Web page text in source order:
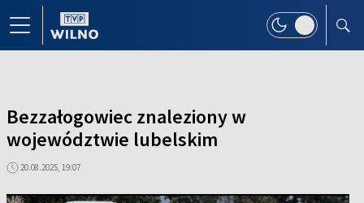
Bezzałogowiec znaleziony w
województwie lubelskim
20.08.2025, 19:07